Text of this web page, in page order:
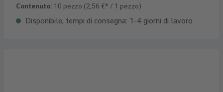
Contenuto: 10 pezzo (2,56 €* / 1 pezzo)
Disponibile, tempi di consegna: 1-4 giorni di lavoro